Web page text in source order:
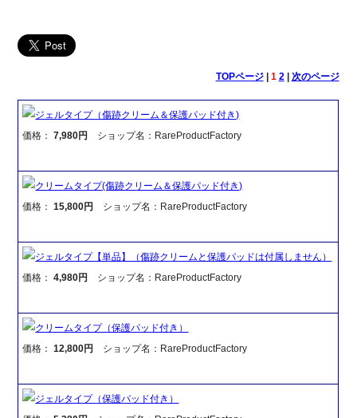
TOPページ| 1 2| 次のページ
ジェルタイプ（傷跡クリーム＆保護パッド付き)
価格：7,980円 ショップ名：RareProductFactory
クリームタイプ(傷跡クリーム＆保護パッド付き)
価格：15,800円 ショップ名：RareProductFactory
ジェルタイプ【単品】（傷跡クリームと保護パッドは付属しません）
価格：4,980円 ショップ名：RareProductFactory
クリームタイプ（保護パッド付き）
価格：12,800円 ショップ名：RareProductFactory
ジェルタイプ（保護パッド付き）